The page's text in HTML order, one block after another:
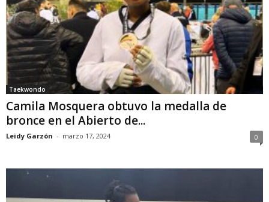
Taekwondo
Camila Mosquera obtuvo la medalla de
bronce en el Abierto de...
Leidy Garzón - marzo 17, 2024 0